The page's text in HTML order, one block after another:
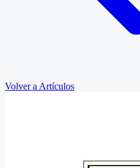
Volver a Artículos